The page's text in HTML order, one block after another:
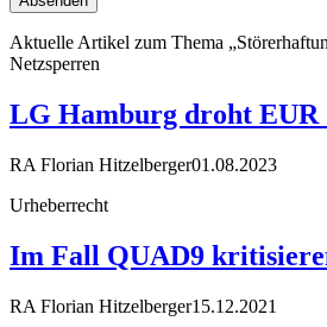
Aktuelle Artikel zum Thema
Netzsperren
LG Hamburg droht EUR
RA Florian Hitzelberger01.08.2023
Urheberrecht
Im Fall QUAD9
RA Florian Hitzelberger15.12.2021